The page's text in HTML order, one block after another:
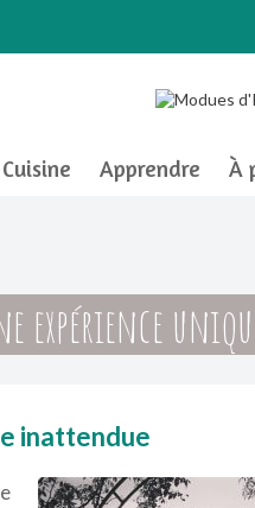
Cuisine Apprendre À
expérience
inattendue